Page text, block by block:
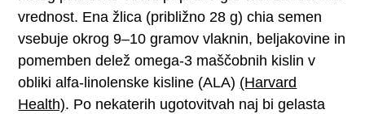
vrednost. Ena žlica (približno 28 g) chia semen
vsebuje okrog 9–10 gramov vlaknin, beljakovine in
pomemben delež omega-3 maščobnih kislin v
obliki alfa-linolenske kisline (ALA) (Harvard
Health). Po nekaterih ugotovitvah naj bi gelasta